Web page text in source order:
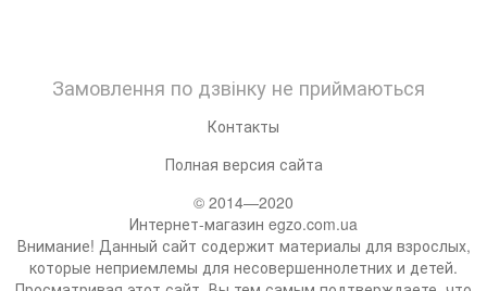
Замовлення по дзвінку не приймаються
Контакты
Полная версия сайта
© 2014—2020
Интернет-магазин egzo.com.ua
Внимание! Данный сайт содержит материалы для взрослых,
которые неприемлемы для несовершеннолетних и детей.